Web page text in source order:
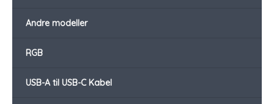
Andre modeller
RGB
USB-A til USB-C Kabel